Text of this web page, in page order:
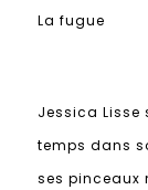
La fugue
Jessica Lisse
temps dans
ses pinceaux